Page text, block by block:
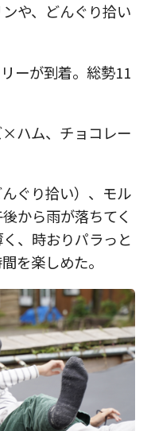
や、どんぐり拾い
ーが到着。総勢11
×ハム、チョコレー
ぐり拾い）、モル
から雨が落ちてく
、時おりパラっと
を楽しめた。